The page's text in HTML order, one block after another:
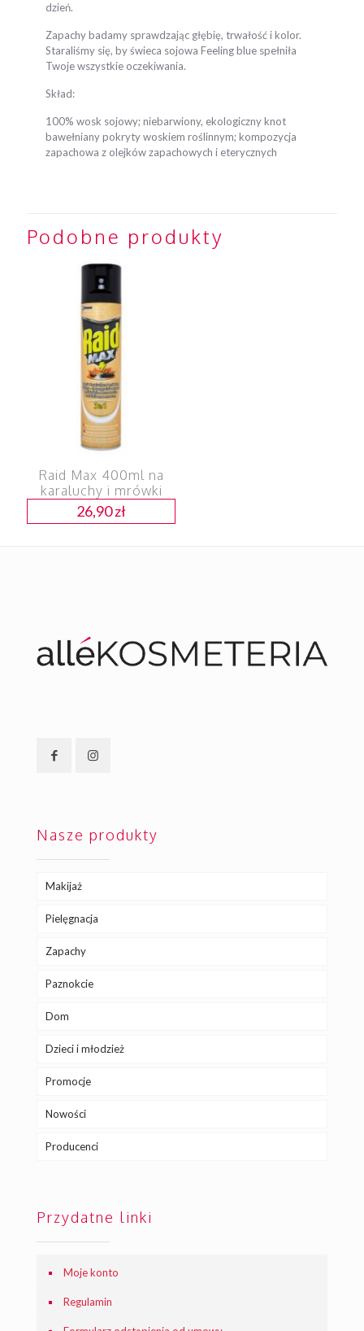
dzień.
Zapachy badamy sprawdzając głębię, trwałość i kolor.
Staraliśmy się, by świeca sojowa Feeling blue spełniła
Twoje wszystkie oczekiwania.
Skład:
100% wosk sojowy; niebarwiony, ekologiczny knot
bawełniany pokryty woskiem roślinnym; kompozycja
zapachowa z olejków zapachowych i eterycznych
Podobne produkty
Raid Max 400ml na
karaluchy i mrówki
26,90zł
Nasze produkty
Makijaż
Pielęgnacja
Zapachy
Paznokcie
Dom
Dzieci i młodzież
Promocje
Nowości
Producenci
Przydatne linki
Moje konto
Regulamin